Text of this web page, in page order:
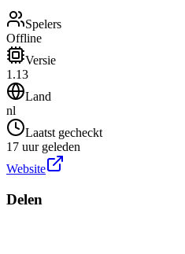
Spelers
Offline
Versie
1.13
Land
nl
Laatst gecheckt
17 uur geleden
Website
Delen